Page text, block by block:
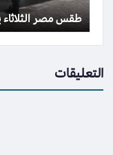
طقس مصر الثلاثاء
التعليقات